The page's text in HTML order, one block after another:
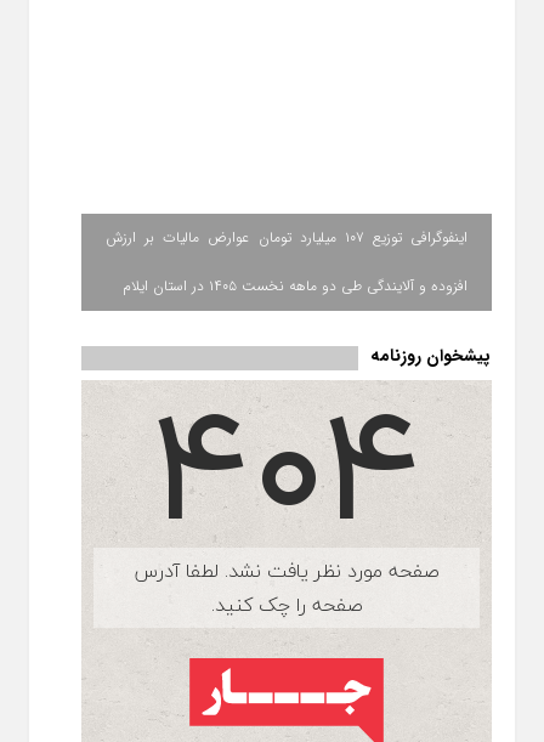
اینفوگرافی توزیع ۱۰۷ میلیارد تومان عوارض مالیات بر ارزش
افزوده و آلایندگی طی دو ماهه نخست ۱۴۰۵ در استان ایلام
پیشخوان روزنامه